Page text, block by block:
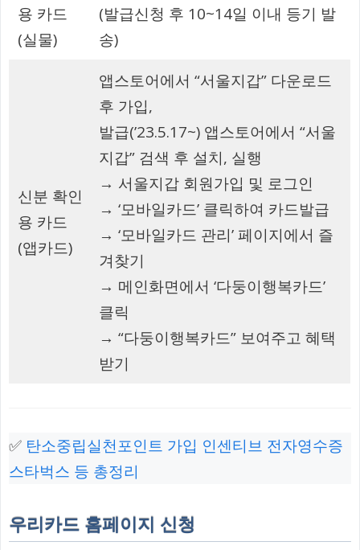
용 카드
(실물)
(발급신청 후 10~14일 이내 등기 발
송)
신분 확인
용 카드
(앱카드)
앱스토어에서 “서울지갑” 다운로드
후 가입,
발급(’23.5.17~) 앱스토어에서 “서울
지갑” 검색 후 설치, 실행
→ 서울지갑 회원가입 및 로그인
→ ‘모바일카드’ 클릭하여 카드발급
→ ‘모바일카드 관리’ 페이지에서 즐
겨찾기
→ 메인화면에서 ‘다둥이행복카드’
클릭
→ “다둥이행복카드” 보여주고 혜택
받기
✅ 탄소중립실천포인트 가입 인센티브 전자영수증
스타벅스 등 총정리
우리카드 홈페이지 신청